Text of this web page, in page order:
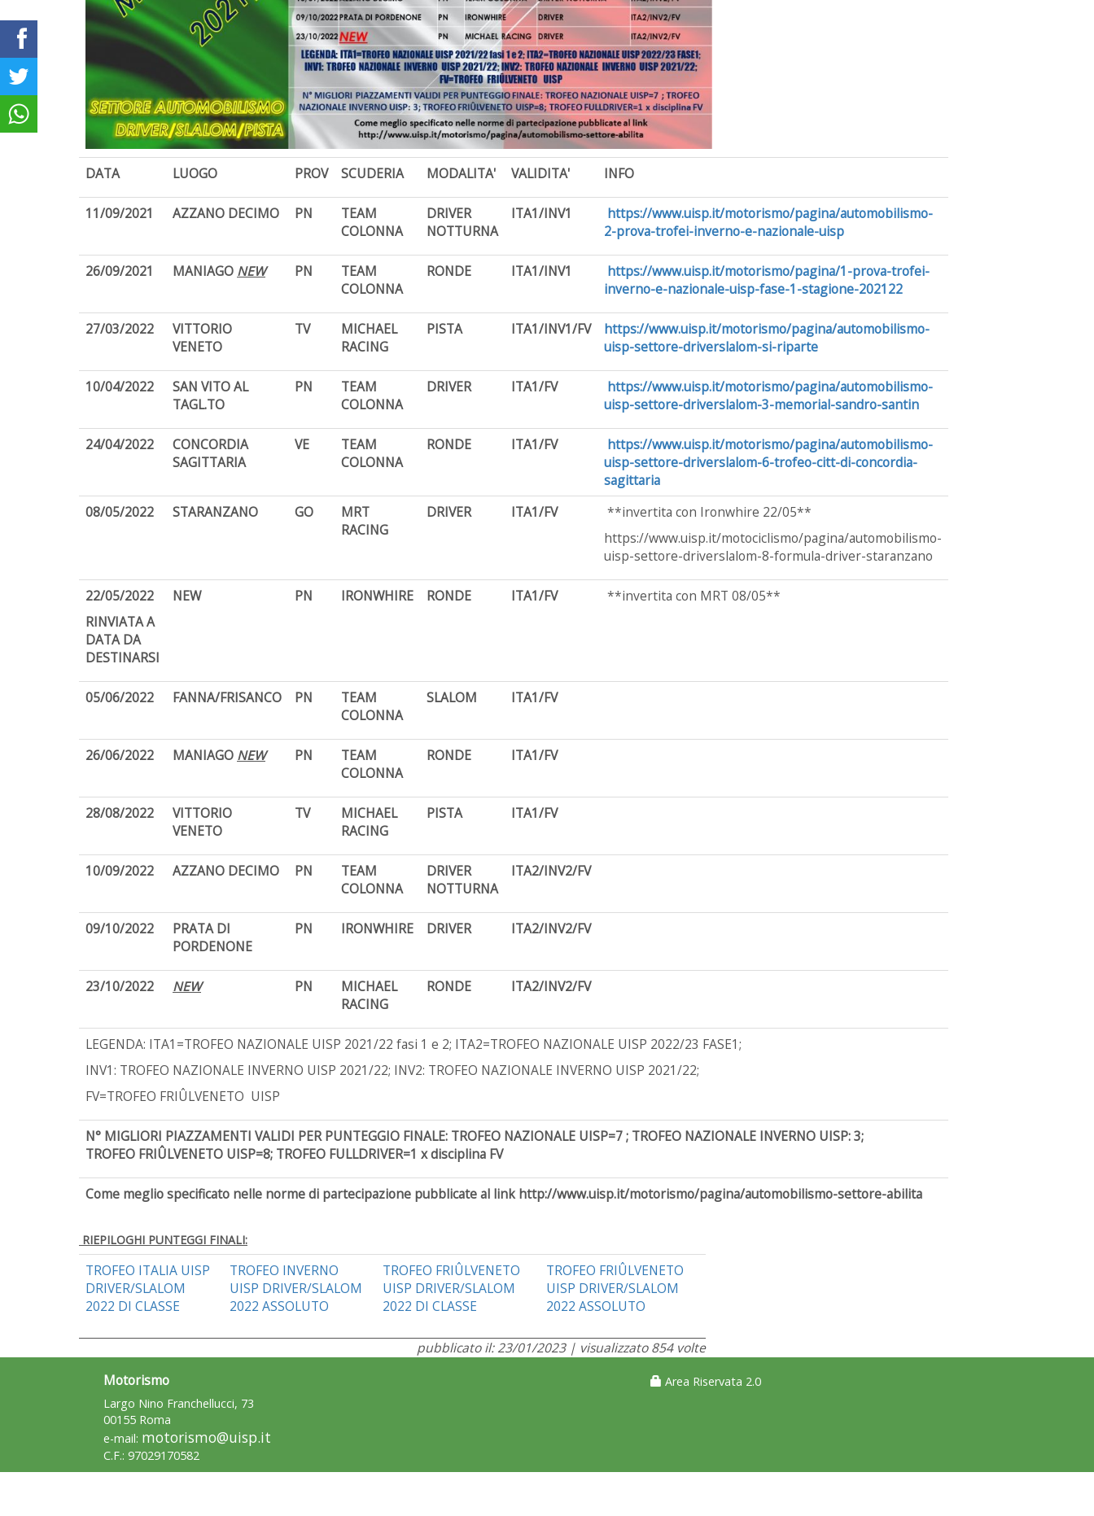
DATA LUOGO PROV SCUDERIA MODALITA' VALIDITA' INFO
11/09/2021 AZZANO DECIMO PN
TEAM
COLONNA
DRIVER
NOTTURNA
ITA1/INV1
https://www.uisp.it/motorismo/pagina/automobilismo-
2-prova-trofei-inverno-e-nazionale-uisp
26/09/2021 MANIAGO NEW PN
TEAM
COLONNA
RONDE ITA1/INV1
https://www.uisp.it/motorismo/pagina/1-prova-trofei-
inverno-e-nazionale-uisp-fase-1-stagione-202122
27/03/2022
VITTORIO
VENETO
TV
MICHAEL
RACING
PISTA ITA1/INV1/FV
https://www.uisp.it/motorismo/pagina/automobilismo-
uisp-settore-driverslalom-si-riparte
10/04/2022
SAN VITO AL
TAGL.TO
PN
TEAM
COLONNA
DRIVER ITA1/FV
https://www.uisp.it/motorismo/pagina/automobilismo-
uisp-settore-driverslalom-3-memorial-sandro-santin
24/04/2022
CONCORDIA
SAGITTARIA
VE
TEAM
COLONNA
RONDE ITA1/FV
https://www.uisp.it/motorismo/pagina/automobilismo-
uisp-settore-driverslalom-6-trofeo-citt-di-concordia-
sagittaria
08/05/2022
STARANZANO GO
MRT
RACING
DRIVER ITA1/FV
**invertita con Ironwhire 22/05**
https://www.uisp.it/motociclismo/pagina/automobilismo-
uisp-settore-driverslalom-8-formula-driver-staranzano
22/05/2022
RINVIATA A
DATA DA
DESTINARSI
NEW PN IRONWHIRE RONDE ITA1/FV **invertita con MRT 08/05**
05/06/2022 FANNA/FRISANCO PN
TEAM
COLONNA
SLALOM ITA1/FV
26/06/2022 MANIAGO NEW PN
TEAM
COLONNA
RONDE ITA1/FV
28/08/2022
VITTORIO
VENETO
TV
MICHAEL
RACING
PISTA ITA1/FV
10/09/2022 AZZANO DECIMO PN
TEAM
COLONNA
DRIVER
NOTTURNA
ITA2/INV2/FV
09/10/2022
PRATA DI
PORDENONE
PN IRONWHIRE DRIVER ITA2/INV2/FV
23/10/2022 NEW PN
MICHAEL
RACING
RONDE ITA2/INV2/FV
LEGENDA: ITA1=TROFEO NAZIONALE UISP 2021/22 fasi 1 e 2; ITA2=TROFEO NAZIONALE UISP 2022/23 FASE1;
INV1: TROFEO NAZIONALE INVERNO UISP 2021/22; INV2: TROFEO NAZIONALE INVERNO UISP 2021/22;
FV=TROFEO FRIÛLVENETO UISP
N° MIGLIORI PIAZZAMENTI VALIDI PER PUNTEGGIO FINALE: TROFEO NAZIONALE UISP=7 ; TROFEO NAZIONALE INVERNO UISP: 3;
TROFEO FRIÛLVENETO UISP=8; TROFEO FULLDRIVER=1 x disciplina FV
Come meglio specificato nelle norme di partecipazione pubblicate al link http://www.uisp.it/motorismo/pagina/automobilismo-settore-abilita
RIEPILOGHI PUNTEGGI FINALI:
TROFEO ITALIA UISP
DRIVER/SLALOM
2022 DI CLASSE
TROFEO INVERNO
UISP DRIVER/SLALOM
2022 ASSOLUTO
TROFEO FRIÛLVENETO
UISP DRIVER/SLALOM
2022 DI CLASSE
TROFEO FRIÛLVENETO
UISP DRIVER/SLALOM
2022 ASSOLUTO
pubblicato il: 23/01/2023 | visualizzato 854 volte
Motorismo
Largo Nino Franchellucci, 73
00155 Roma
e-mail: motorismo@uisp.it
C.F.: 97029170582
Area Riservata 2.0